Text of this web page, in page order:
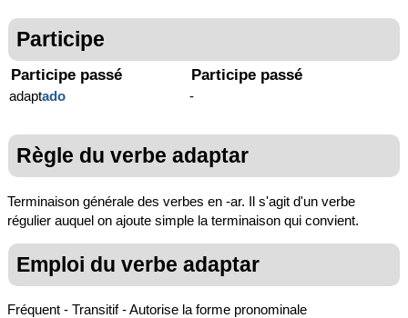
Participe
Participe passé
adaptado
Participe passé
-
Règle du verbe adaptar
Terminaison générale des verbes en -ar. Il s'agit d'un verbe
régulier auquel on ajoute simple la terminaison qui convient.
Emploi du verbe adaptar
Fréquent - Transitif - Autorise la forme pronominale